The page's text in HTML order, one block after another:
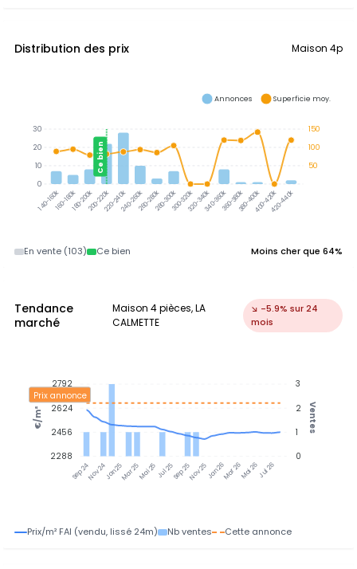
Distribution des prix Maison 4p
140-160k160-180k180-200k200-220k220-240k240-260k260-280k280-300k300-320k320-340k340-360k360-380k380-400k400-420k420-440k
Ce bien
150
100
50
30
20
10
0
Annonces Superficie moy.
En vente (103) Ce bien Moins cher que 64%
Tendance
marché
Maison 4 pièces, LA
CALMETTE
↘ -5.9% sur 24
mois
Sep 24Nov 24Jan 25Mar 25Mai 25Jul 25Sep 25Nov 25Jan 26Mar 26Mai 26Jul 26
Prix annonce
3
2
1
0
Ventes
2792
2624
2456
2288
€/m²
Prix/m² FAI (vendu, lissé 24m) Nb ventes Cette annonce